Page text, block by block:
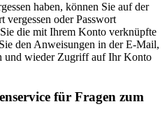
haben, können Sie auf der
vergessen oder Passwort
die mit Ihrem Konto verknüpfte
den Anweisungen in der E-Mail,
und wieder Zugriff auf Ihr Konto
für Fragen zum